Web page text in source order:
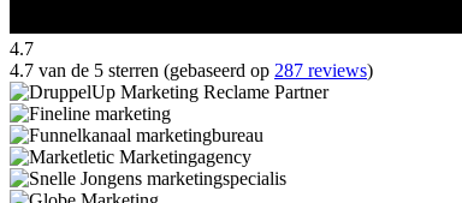
4.7
4.7 van de 5 sterren (gebaseerd op 287 reviews)